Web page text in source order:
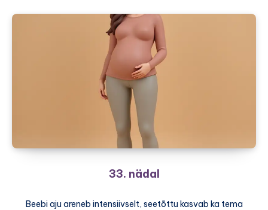
33. nädal
Beebi aju areneb intensiivselt, seetõttu kasvab ka tema